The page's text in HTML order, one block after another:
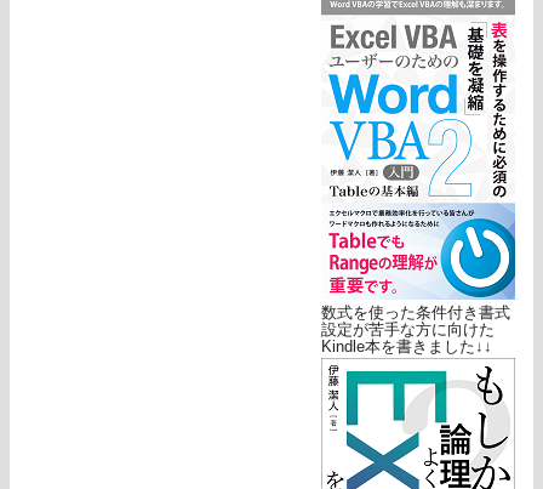
数式を使った条件付き書式
設定が苦手な方に向けた
Kindle本を書きました↓↓